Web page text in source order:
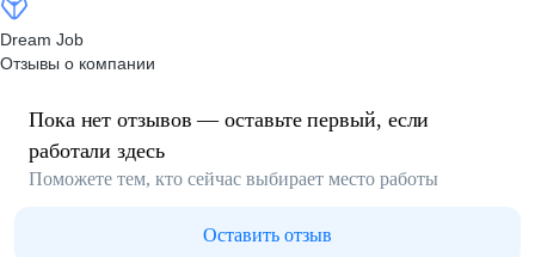
Dream Job
Отзывы о компании
Пока нет отзывов — оставьте первый, если
работали здесь
Поможете тем, кто сейчас выбирает место работы
Оставить отзыв